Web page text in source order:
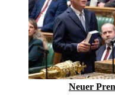
Neuer